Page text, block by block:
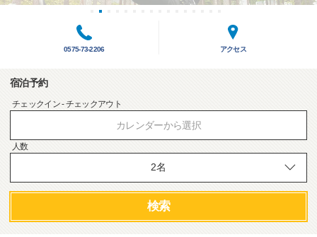
0575-73-2206 アクセス
宿泊予約
チェックイン - チェックアウト
カレンダーから選択
人数
検索